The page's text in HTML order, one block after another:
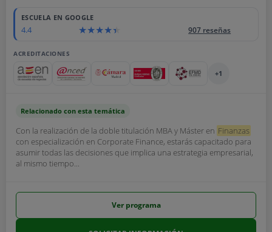
ESCUELA EN GOOGLE
4.4 907 reseñas
ACREDITACIONES
+1
Relacionado con esta temática
Con la realización de la doble titulación MBA y Máster en Finanzas
con especialización en Corporate Finance, estarás capacitado para
asumir todas las decisiones que implica una estrategia empresarial,
al mismo tiempo...
Ver programa